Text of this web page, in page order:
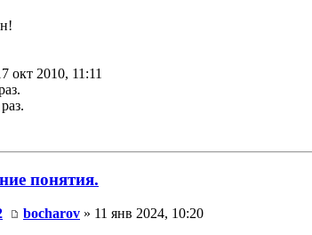
окт 2010, 11:11
раз.
понятия.
bocharov » 11 янв 2024, 10:20